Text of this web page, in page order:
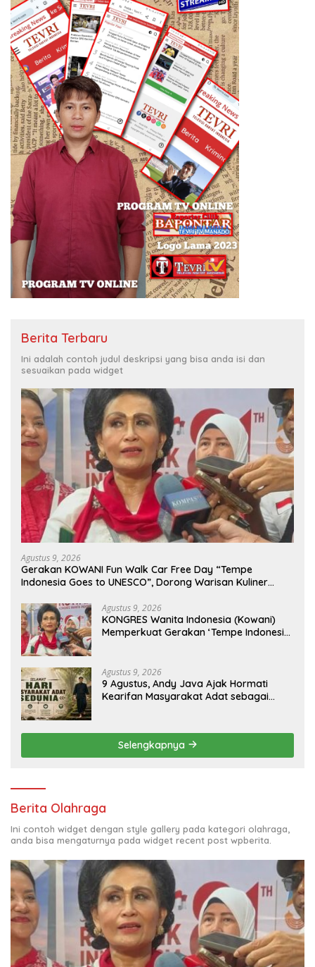
Berita Terbaru
Ini adalah contoh judul deskripsi yang bisa anda isi dan
sesuaikan pada widget
Agustus 9, 2026
Gerakan KOWANI Fun Walk Car Free Day “Tempe
Indonesia Goes to UNESCO”, Dorong Warisan Kuliner
Agustus 9, 2026
KONGRES Wanita Indonesia (Kowani)
Memperkuat Gerakan ‘Tempe Indonesia
Agustus 9, 2026
9 Agustus, Andy Java Ajak Hormati
Kearifan Masyarakat Adat sebagai
Selengkapnya
Berita Olahraga
Ini contoh widget dengan style gallery pada kategori olahraga,
anda bisa mengaturnya pada widget recent post wpberita.